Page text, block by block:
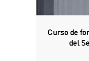
Curso de
del